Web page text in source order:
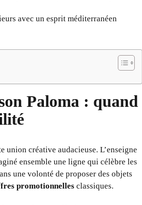
avec un esprit méditerranéen
Paloma : quand
union créative audacieuse. L’enseigne
ensemble une ligne qui célèbre les
une volonté de proposer des objets
promotionnelles classiques.